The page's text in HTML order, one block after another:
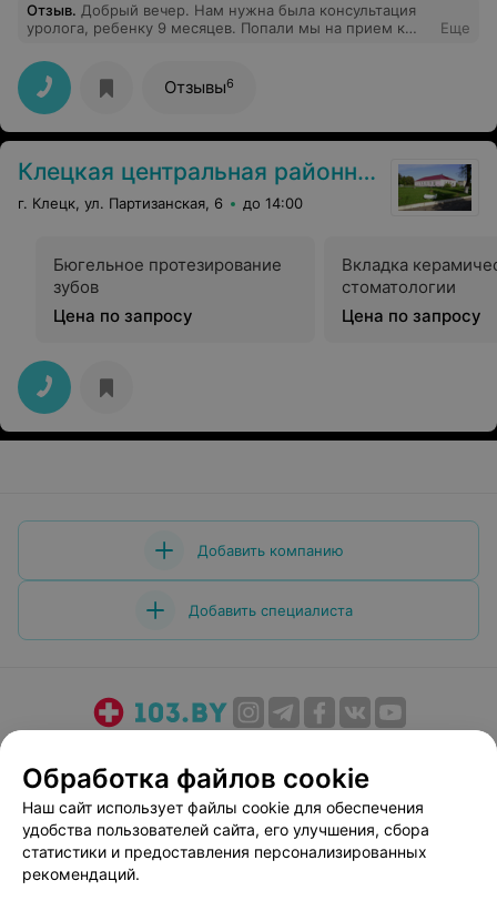
Отзыв. Добрый вечер. Нам нужна была консультация
уролога, ребенку 9 месяцев. Попали мы на прием к
раз. Нормального и внятного ответа на волнующие
вопросы я не услышала, с анализами врач не
ознакомился, а при осмотре ребенка открыл ему
головку полностью, сейчас бедный ребёнок не может
пописять без истерики и крика.... При обращении был
ли вообще открываться в таком возрасте? Не советую
обращаться к этому врачу с такими маленькими
детками.
Еще
Отзывы6
Клецкая центральная районная больница
г. Клецк, ул. Партизанская, 6 до 14:00
Бюгельное протезирование
зубов
Цена по запросу
Вкладка
стоматологии
Цена по запросу
Добавить компанию
Добавить специалиста
Медицинский маркетинг
Публичный договор
Пользовательское соглашение
Способы оплаты
Вакансии
Партнеры
Обработка файлов cookie
Наш сайт использует файлы cookie для обеспечения
удобства пользователей сайта, его улучшения, сбора
статистики и предоставления персонализированных
рекомендаций.